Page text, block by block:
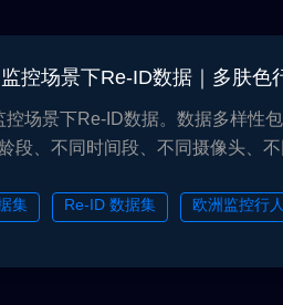
控场景下Re-ID数据｜多肤色
控场景下Re-ID数据。数据多样性
段、不同时间段、不同摄像头、
人欧洲监控场景下Re-ID数据
不同年龄段、不同时间段、不同
集 Re-ID 数据集
欧洲监控行